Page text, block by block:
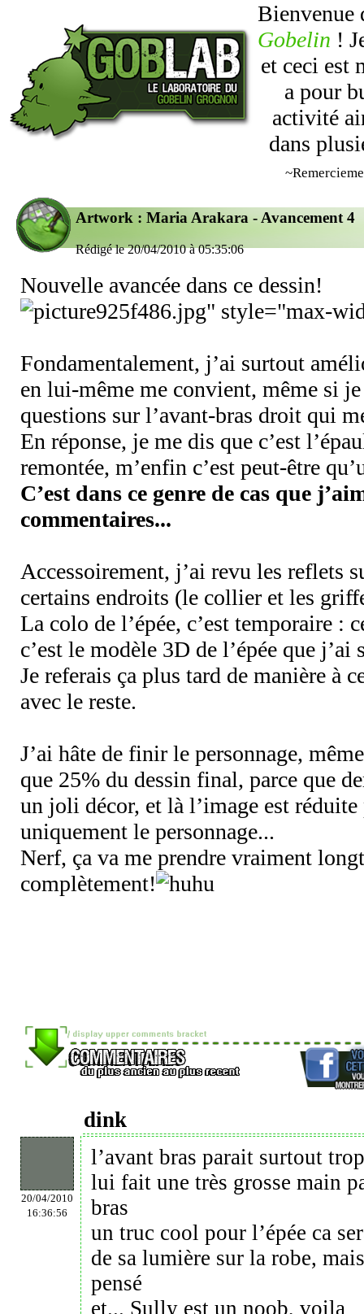
Bienvenue
Gobelin !
et ceci est
a pour
activité
dans
Artwork : Maria Arakara - Avancement 4
Rédigé le 20/04/2010 à 05:35:06
Nouvelle avancée dans ce dessin!
925f486.jpg" style="max-
Fondamentalement, j’ai surtout
en lui-même me convient, même si je
questions sur l’avant-bras droit qui
En réponse, je me dis que c’est
remontée, m’enfin c’est peut-être
C’est dans ce genre de cas que
commentaires...
Accessoirement, j’ai revu les reflets
certains endroits (le collier et les
La colo de l’épée, c’est temporaire :
c’est le modèle 3D de l’épée que j’ai
Je referais ça plus tard de manière à
avec le reste.
J’ai hâte de finir le personnage,
que 25% du dessin final, parce que
un joli décor, et là l’image est
uniquement le personnage...
Nerf, ça va me prendre vraiment
complètement!
dink
20/04/2010
16:36:56
l’avant bras parait surtout
lui fait une très grosse main
bras
un truc cool pour l’épée ca
de sa lumière sur la robe,
pensé
et... Sully est un noob, voila